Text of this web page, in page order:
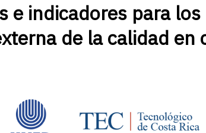
e indicadores para
de la calidad en